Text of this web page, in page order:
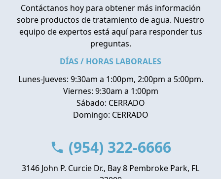
Contáctanos hoy para obtener más información
sobre productos de tratamiento de agua. Nuestro
equipo de expertos está aquí para responder tus
preguntas.
DÍAS / HORAS LABORALES
Lunes-Jueves: 9:30am a 1:00pm, 2:00pm a 5:00pm.
Viernes: 9:30am a 1:00pm
Sábado: CERRADO
Domingo: CERRADO
(954) 322-6666
3146 John P. Curcie Dr., Bay 8 Pembroke Park, FL